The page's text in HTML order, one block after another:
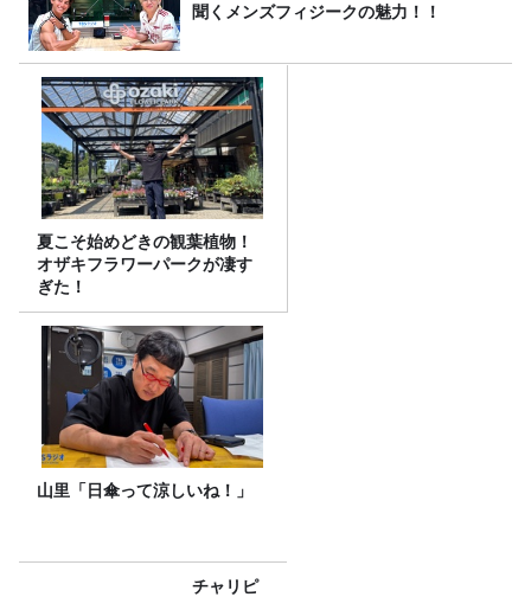
聞くメンズフィジークの魅力！！
夏こそ始めどきの観葉植物！
オザキフラワーパークが凄す
ぎた！
山里「日傘って涼しいね！」
チャリピ